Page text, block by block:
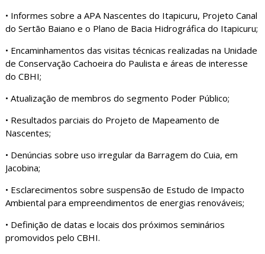
• Informes sobre a APA Nascentes do Itapicuru, Projeto Canal
do Sertão Baiano e o Plano de Bacia Hidrográfica do Itapicuru;
• Encaminhamentos das visitas técnicas realizadas na Unidade
de Conservação Cachoeira do Paulista e áreas de interesse
do CBHI;
• Atualização de membros do segmento Poder Público;
• Resultados parciais do Projeto de Mapeamento de
Nascentes;
• Denúncias sobre uso irregular da Barragem do Cuia, em
Jacobina;
• Esclarecimentos sobre suspensão de Estudo de Impacto
Ambiental para empreendimentos de energias renováveis;
• Definição de datas e locais dos próximos seminários
promovidos pelo CBHI.